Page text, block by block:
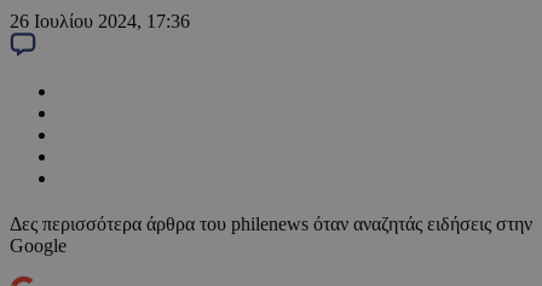
26 Ιουλίου 2024, 17:36
Δες περισσότερα άρθρα του philenews όταν αναζητάς ειδήσεις στην
Google